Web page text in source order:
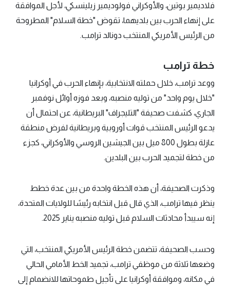
فلاديمير بوتين، والأوكراني فولوديمير زيلينسكي، لأجل الموافقة
على إنهاء الحرب بين بلديهما، تقوض "خطة السلام" المطروحة
من الرئيس الأمريكي المنتخب دونالد ترامب.
خطة ترامب
ووعد ترامب، خلال حملته الانتخابية، بإنهاء الحرب في أوكرانيا
"خلال يوم واحد" من توليه منصبه، وبعد فوزه أوائل نوفمبر
الجاري، كشفت صحيفة "التليجراف" البريطانية، عن احتمال أن
يدعو الرئيس المنتخب قوات أوروبية وبريطانية لفرض منطقة
عازلة بطول 800 ميل بين الجيشين الروسي والأوكراني، كجزء
من خطة لتجميد الحرب بين البلدين.
وذكرت الصحيفة، أن هذه الخطة واحدة من بين عدة خطط
ينظر فيها ترامب، الذي قال قبل انتخابه رئيسًا للولايات المتحدة،
إنه سيبدأ محادثات السلام قبل توليه منصبه يناير 2025.
وحسب الصحيفة، تتضمن خطة الرئيس الأمريكي المنتخب، التي
وضعها ثلاثة من موظفي ترامب، تجميد الخط الأمامي الحالي
في مكانه، وموافقة أوكرانيا على تأجيل طموحاتها للانضمام إلى